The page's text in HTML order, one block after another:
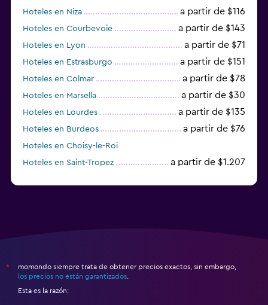
Hoteles en Niza a partir de $116
Hoteles en Courbevoie a partir de $143
Hoteles en Lyon a partir de $71
Hoteles en Estrasburgo a partir de $151
Hoteles en Colmar a partir de $78
Hoteles en Marsella a partir de $30
Hoteles en Lourdes a partir de $135
Hoteles en Burdeos a partir de $76
Hoteles en Choisy-le-Roi
Hoteles en Saint-Tropez
a partir de $1.207
*
momondo siempre trata de obtener precios exactos, sin embargo,
los precios no están garantizados
Esta es la razón: